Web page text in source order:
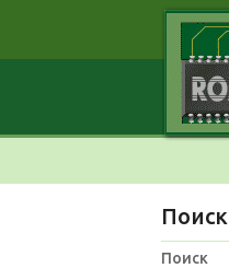
Поиск
Поиск